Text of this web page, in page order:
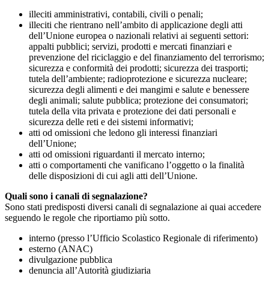
illeciti amministrativi, contabili, civili o penali;
illeciti che rientrano nell’ambito di applicazione degli atti
dell’Unione europea o nazionali relativi ai seguenti settori:
appalti pubblici; servizi, prodotti e mercati finanziari e
prevenzione del riciclaggio e del finanziamento del terrorismo;
sicurezza e conformità dei prodotti; sicurezza dei trasporti;
tutela dell’ambiente; radioprotezione e sicurezza nucleare;
sicurezza degli alimenti e dei mangimi e salute e benessere
degli animali; salute pubblica; protezione dei consumatori;
tutela della vita privata e protezione dei dati personali e
sicurezza delle reti e dei sistemi informativi;
atti od omissioni che ledono gli interessi finanziari
dell’Unione;
atti od omissioni riguardanti il mercato interno;
atti o comportamenti che vanificano l’oggetto o la finalità
delle disposizioni di cui agli atti dell’Unione.
Quali sono i canali di segnalazione?
Sono stati predisposti diversi canali di segnalazione ai quai accedere
seguendo le regole che riportiamo più sotto.
interno (presso l’Ufficio Scolastico Regionale di riferimento)
esterno (ANAC)
divulgazione pubblica
denuncia all’Autorità giudiziaria